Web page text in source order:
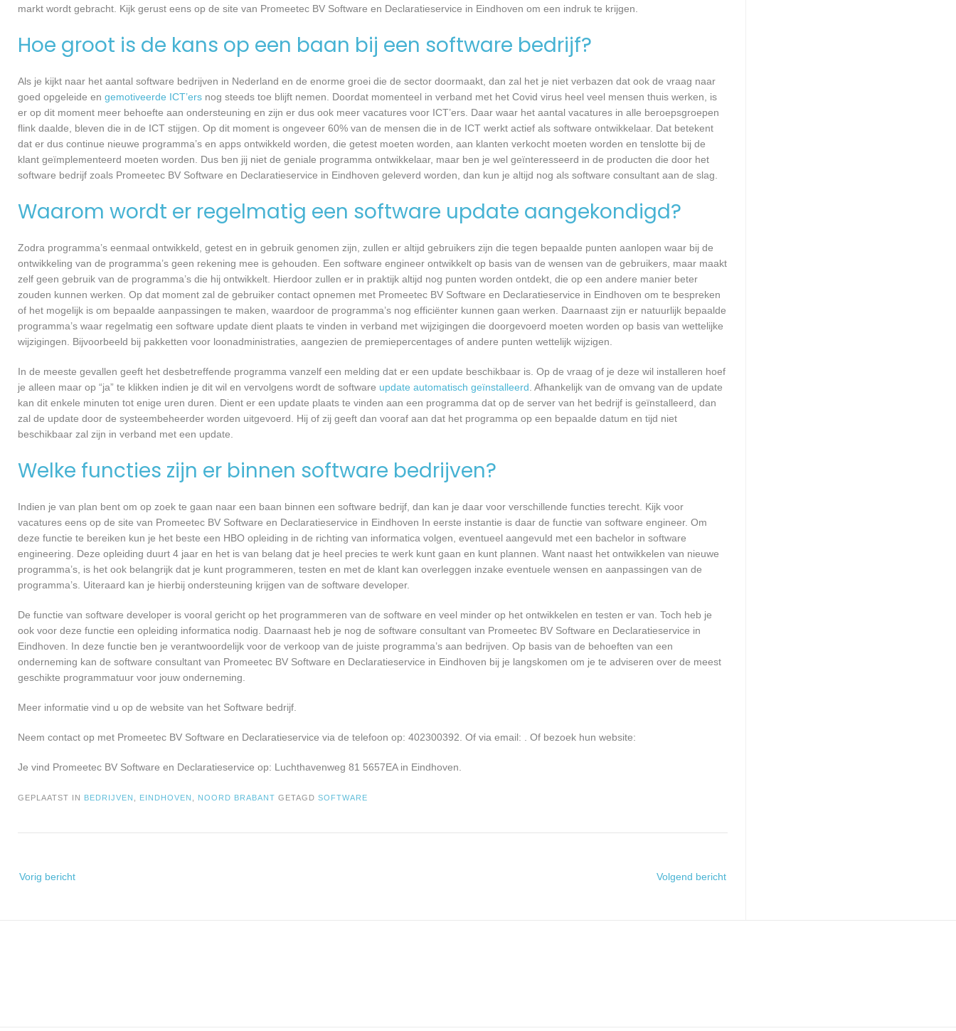
markt wordt gebracht. Kijk gerust eens op de site van Promeetec BV Software en Declaratieservice in Eindhoven om een indruk te krijgen.
Hoe groot is de kans op een baan bij een software bedrijf?
Als je kijkt naar het aantal software bedrijven in Nederland en de enorme groei die de sector doormaakt, dan zal het je niet verbazen dat ook de vraag naar
goed opgeleide en gemotiveerde ICT’ers nog steeds toe blijft nemen. Doordat momenteel in verband met het Covid virus heel veel mensen thuis werken, is
er op dit moment meer behoefte aan ondersteuning en zijn er dus ook meer vacatures voor ICT’ers. Daar waar het aantal vacatures in alle beroepsgroepen
flink daalde, bleven die in de ICT stijgen. Op dit moment is ongeveer 60% van de mensen die in de ICT werkt actief als software ontwikkelaar. Dat betekent
dat er dus continue nieuwe programma’s en apps ontwikkeld worden, die getest moeten worden, aan klanten verkocht moeten worden en tenslotte bij de
klant geïmplementeerd moeten worden. Dus ben jij niet de geniale programma ontwikkelaar, maar ben je wel geïnteresseerd in de producten die door het
software bedrijf zoals Promeetec BV Software en Declaratieservice in Eindhoven geleverd worden, dan kun je altijd nog als software consultant aan de slag.
Waarom wordt er regelmatig een software update aangekondigd?
Zodra programma’s eenmaal ontwikkeld, getest en in gebruik genomen zijn, zullen er altijd gebruikers zijn die tegen bepaalde punten aanlopen waar bij de
ontwikkeling van de programma’s geen rekening mee is gehouden. Een software engineer ontwikkelt op basis van de wensen van de gebruikers, maar maakt
zelf geen gebruik van de programma’s die hij ontwikkelt. Hierdoor zullen er in praktijk altijd nog punten worden ontdekt, die op een andere manier beter
zouden kunnen werken. Op dat moment zal de gebruiker contact opnemen met Promeetec BV Software en Declaratieservice in Eindhoven om te bespreken
of het mogelijk is om bepaalde aanpassingen te maken, waardoor de programma’s nog efficiënter kunnen gaan werken. Daarnaast zijn er natuurlijk bepaalde
programma’s waar regelmatig een software update dient plaats te vinden in verband met wijzigingen die doorgevoerd moeten worden op basis van wettelijke
wijzigingen. Bijvoorbeeld bij pakketten voor loonadministraties, aangezien de premiepercentages of andere punten wettelijk wijzigen.
In de meeste gevallen geeft het desbetreffende programma vanzelf een melding dat er een update beschikbaar is. Op de vraag of je deze wil installeren hoef
je alleen maar op “ja” te klikken indien je dit wil en vervolgens wordt de software update automatisch geïnstalleerd . Afhankelijk van de omvang van de update
kan dit enkele minuten tot enige uren duren. Dient er een update plaats te vinden aan een programma dat op de server van het bedrijf is geïnstalleerd, dan
zal de update door de systeembeheerder worden uitgevoerd. Hij of zij geeft dan vooraf aan dat het programma op een bepaalde datum en tijd niet
beschikbaar zal zijn in verband met een update.
Welke functies zijn er binnen software bedrijven?
Indien je van plan bent om op zoek te gaan naar een baan binnen een software bedrijf, dan kan je daar voor verschillende functies terecht. Kijk voor
vacatures eens op de site van Promeetec BV Software en Declaratieservice in Eindhoven In eerste instantie is daar de functie van software engineer. Om
deze functie te bereiken kun je het beste een HBO opleiding in de richting van informatica volgen, eventueel aangevuld met een bachelor in software
engineering. Deze opleiding duurt 4 jaar en het is van belang dat je heel precies te werk kunt gaan en kunt plannen. Want naast het ontwikkelen van nieuwe
programma’s, is het ook belangrijk dat je kunt programmeren, testen en met de klant kan overleggen inzake eventuele wensen en aanpassingen van de
programma’s. Uiteraard kan je hierbij ondersteuning krijgen van de software developer.
De functie van software developer is vooral gericht op het programmeren van de software en veel minder op het ontwikkelen en testen er van. Toch heb je
ook voor deze functie een opleiding informatica nodig. Daarnaast heb je nog de software consultant van Promeetec BV Software en Declaratieservice in
Eindhoven. In deze functie ben je verantwoordelijk voor de verkoop van de juiste programma’s aan bedrijven. Op basis van de behoeften van een
onderneming kan de software consultant van Promeetec BV Software en Declaratieservice in Eindhoven bij je langskomen om je te adviseren over de meest
geschikte programmatuur voor jouw onderneming.
Meer informatie vind u op de website van het Software bedrijf.
Neem contact op met Promeetec BV Software en Declaratieservice via de telefoon op: 402300392. Of via email: . Of bezoek hun website:
Je vind Promeetec BV Software en Declaratieservice op: Luchthavenweg 81 5657EA in Eindhoven.
GEPLAATST IN BEDRIJVEN EINDHOVEN NOORD BRABANT GETAGD SOFTWARE
navigatie
Vorig bericht Volgend bericht